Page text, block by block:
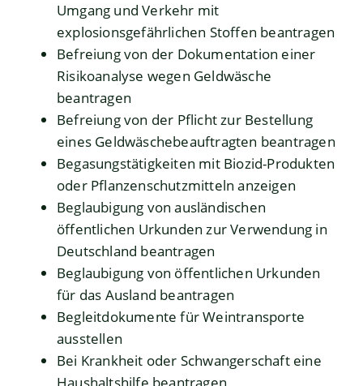
Umgang und Verkehr mit
explosionsgefährlichen Stoffen beantragen
Befreiung von der Dokumentation einer
Risikoanalyse wegen Geldwäsche
beantragen
Befreiung von der Pflicht zur Bestellung
eines Geldwäschebeauftragten beantragen
Begasungstätigkeiten mit Biozid-Produkten
oder Pflanzenschutzmitteln anzeigen
Beglaubigung von ausländischen
öffentlichen Urkunden zur Verwendung in
Deutschland beantragen
Beglaubigung von öffentlichen Urkunden
für das Ausland beantragen
Begleitdokumente für Weintransporte
ausstellen
Bei Krankheit oder Schwangerschaft eine